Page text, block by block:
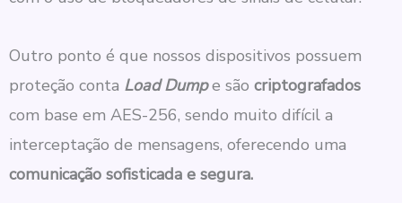
Outro ponto é que nossos dispositivos possuem
proteção conta LoadDump e são criptografados
com base em AES-256, sendo muito difícil a
interceptação de mensagens, oferecendo uma
comunicação sofisticada e segura.